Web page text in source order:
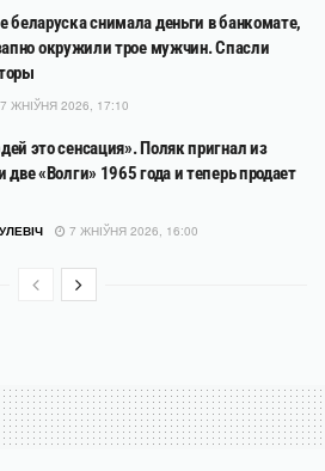
беларуска снимала деньги в банкомате,
окружили трое мужчин. Спасли
7 ЖНІЎНЯ 2026, 17:10
это сенсация». Поляк пригнал из
две «Волги» 1965 года и теперь продает
7 ЖНІЎНЯ 2026, 16:00